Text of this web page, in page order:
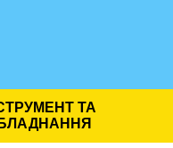
ТА